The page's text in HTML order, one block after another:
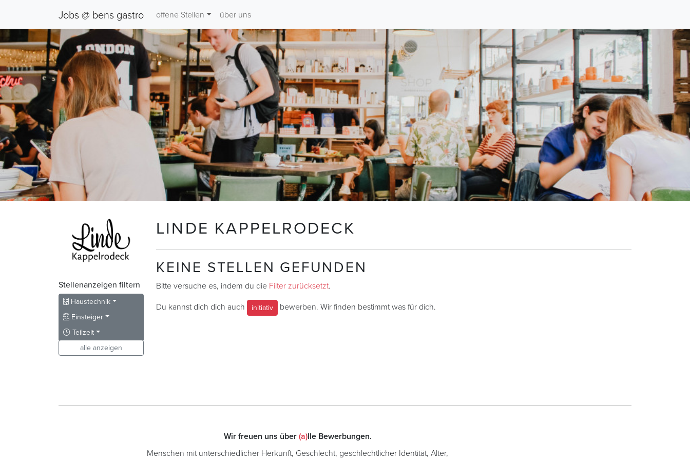
Jobs @ bens gastro offene Stellen über uns
Stellenanzeigen filtern
Haustechnik
Einsteiger
Teilzeit
alle anzeigen
LINDE KAPPELRODECK
KEINE STELLEN GEFUNDEN
Bitte versuche es, indem du die Filter zurücksetzt.
Du kannst dich dich auch
initiativ bewerben. Wir finden bestimmt was für dich.
Wir freuen uns über(a)lle Bewerbungen.
Menschen mit unterschiedlicher Herkunft, Geschlecht, geschlechtlicher Identität, Alter,